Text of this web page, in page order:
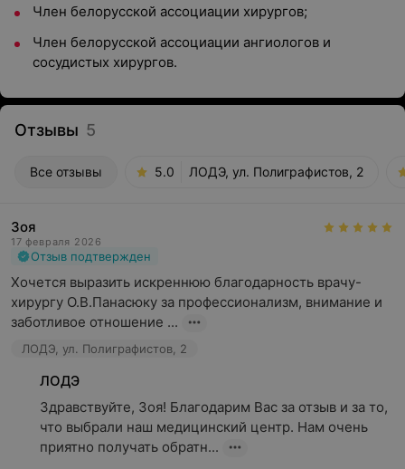
Член белорусской ассоциации хирургов;
Член белорусской ассоциации ангиологов и
сосудистых хирургов.
Отзывы 5
Все отзывы 5.0 ЛОДЭ, ул. Полиграфистов, 2
Зоя
17 февраля 2026
Отзыв подтвержден
Хочется выразить искреннюю благодарность врачу-
хирургу О.В.Панасюку за профессионализм, внимание и
заботливое отношение ...
ЛОДЭ, ул. Полиграфистов, 2
ЛОДЭ
Здравствуйте, Зоя! Благодарим Вас за отзыв и за то,
что выбрали наш медицинский центр. Нам очень
приятно получать обратн...